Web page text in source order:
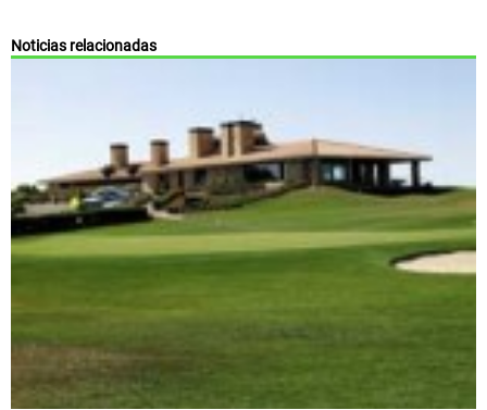
Noticias relacionadas